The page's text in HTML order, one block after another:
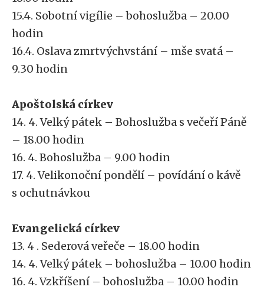
15.4. Sobotní vigílie – bohoslužba – 20.00
hodin
16.4. Oslava zmrtvýchvstání – mše svatá –
9.30 hodin
Apoštolská církev
14. 4. Velký pátek – Bohoslužba s večeří Páně
– 18.00 hodin
16. 4. Bohoslužba – 9.00 hodin
17. 4. Velikonoční pondělí – povídání o kávě
s ochutnávkou
Evangelická církev
13. 4 . Sederová veřeče – 18.00 hodin
14. 4. Velký pátek – bohoslužba – 10.00 hodin
16. 4. Vzkříšení – bohoslužba – 10.00 hodin